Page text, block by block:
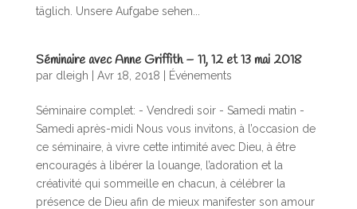
täglich. Unsere Aufgabe sehen...
Séminaire avec Anne Griffith – 11, 12 et 13 mai 2018
par dleigh Avr 18, 2018 Événements
Séminaire complet: - Vendredi soir - Samedi matin -
Samedi après-midi Nous vous invitons, à l’occasion de
ce séminaire, à vivre cette intimité avec Dieu, à être
encouragés à libérer la louange, l’adoration et la
créativité qui sommeille en chacun, à célébrer la
présence de Dieu afin de mieux manifester son amour